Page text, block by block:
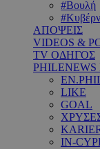
#Βουλή
ΑΠΟΨΕΙΣ
VIDEOS &
TV ΟΔΗΓΟΣ
PHILENEWS
LIKE
GOAL
IN-